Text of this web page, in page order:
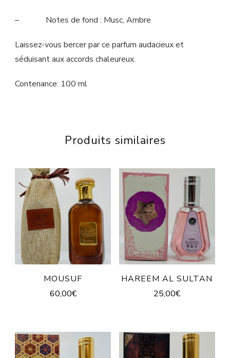
– Notes de fond : Musc, Ambre
Laissez-vous bercer par ce parfum audacieux et
séduisant aux accords chaleureux.
Contenance: 100 ml
Produits similaires
MOUSUF
60,00€
HAREEM AL SULTAN
25,00€